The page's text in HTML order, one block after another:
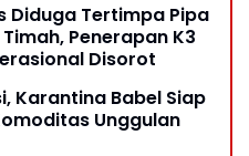
Diduga Tertimpa Pipa
Timah, Penerapan K3
Disorot
Karantina Babel Siap
Unggulan